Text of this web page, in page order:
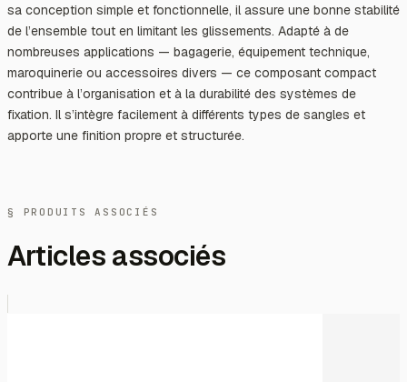
sa conception simple et fonctionnelle, il assure une bonne stabilité
de l’ensemble tout en limitant les glissements. Adapté à de
nombreuses applications — bagagerie, équipement technique,
maroquinerie ou accessoires divers — ce composant compact
contribue à l’organisation et à la durabilité des systèmes de
fixation. Il s’intègre facilement à différents types de sangles et
apporte une finition propre et structurée.
§ PRODUITS ASSOCIÉS
Articles associés